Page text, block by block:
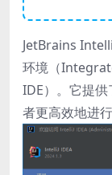
JetBrains
环境（
IDE）。它提
者更高效地进